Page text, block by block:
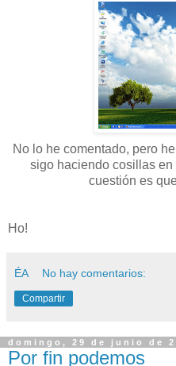
No lo he comentado, pero
sigo haciendo cosillas en
cuestión es
Ho!
ÉA No hay comentarios:
Compartir
domingo, 29 de junio de
Por fin podemos